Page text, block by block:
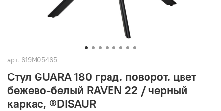
арт. 619M05465
Стул GUARA 180 град. поворот. цвет
бежево-белый RAVEN 22 / черный
каркас, ®DISAUR